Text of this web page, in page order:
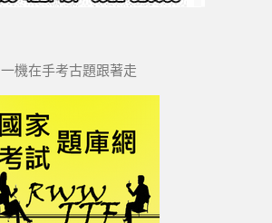
一機在手考古題跟著走